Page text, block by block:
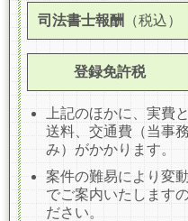
司法書士報酬 （税込）
登録免許税
上記のほかに、実費
送料、交通費（当事
み）がかかります。
案件の難易により変
でご案内いたします
ださい。